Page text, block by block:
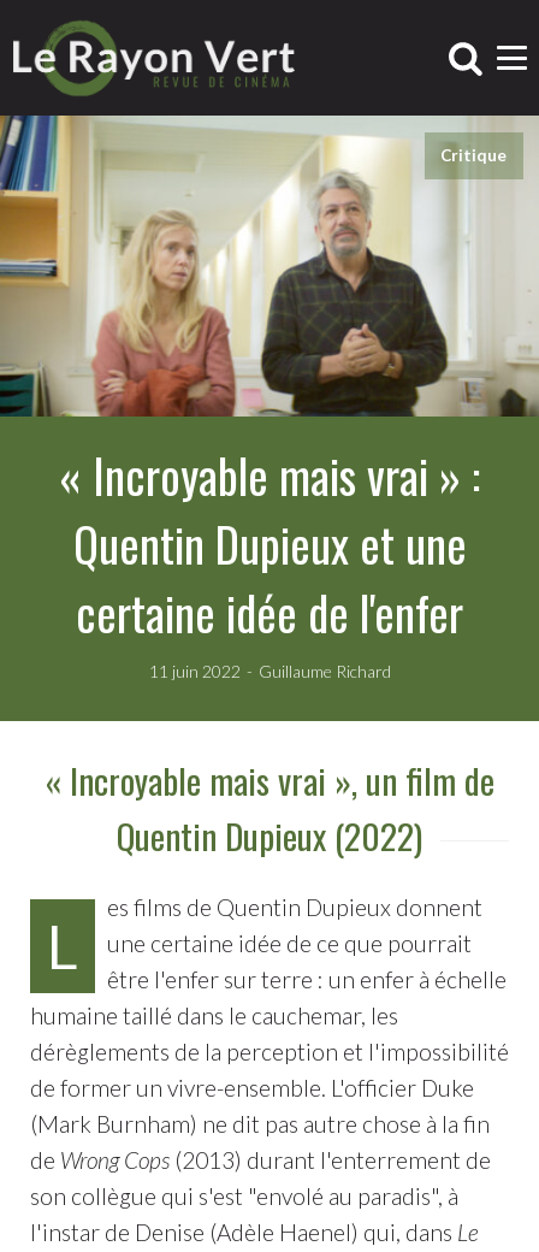
Critique
« Incroyable mais vrai » :
Quentin Dupieux et une
certaine idée de l'enfer
11 juin 2022 Guillaume Richard
« Incroyable mais vrai », un film de
Quentin Dupieux (2022)
L
es films de Quentin Dupieux donnent
une certaine idée de ce que pourrait
être l'enfer sur terre : un enfer à échelle
humaine taillé dans le cauchemar, les
dérèglements de la perception et l'impossibilité
de former un vivre-ensemble. L'officier Duke
(Mark Burnham) ne dit pas autre chose à la fin
de Wrong Cops(2013) durant l'enterrement de
son collègue qui s'est "envolé au paradis", à
l'instar de Denise (Adèle Haenel) qui, dans Le